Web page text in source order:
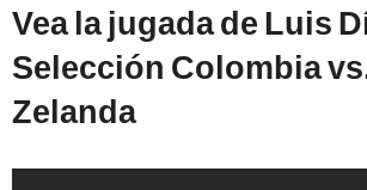
Vea la jugada de Luis
Selección Colombia
Zelanda